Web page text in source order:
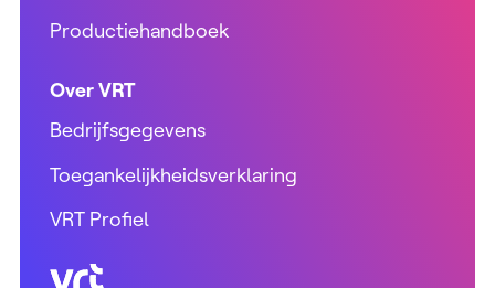
Productiehandboek
Over VRT
Bedrijfsgegevens
Toegankelijkheidsverklaring
VRT Profiel
VRT (home)